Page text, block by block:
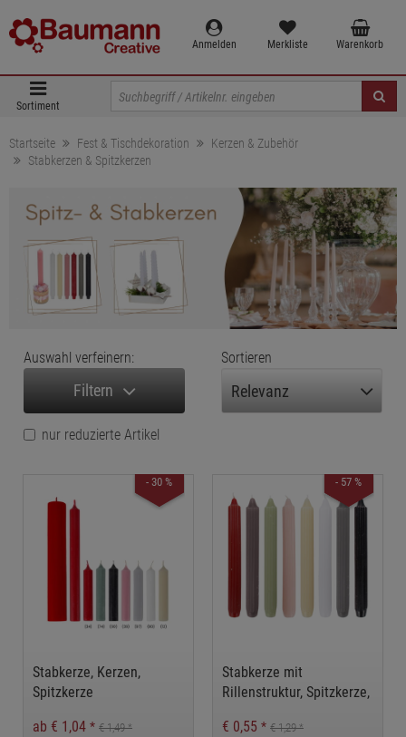
Anmelden Merkliste Warenkorb
Sortiment
Startseite Fest & Tischdekoration
Kerzen & Zubehör
Stabkerzen & Spitzkerzen
Auswahl verfeinern:
Filtern
Sortieren
nur reduzierte Artikel
- 30 %
Stabkerze, Kerzen,
Spitzkerze
ab € 1,04 * € 1,49*
- 57 %
Stabkerze mit
Rillenstruktur, Spitzkerze,
€ 0,55 * € 1,29*